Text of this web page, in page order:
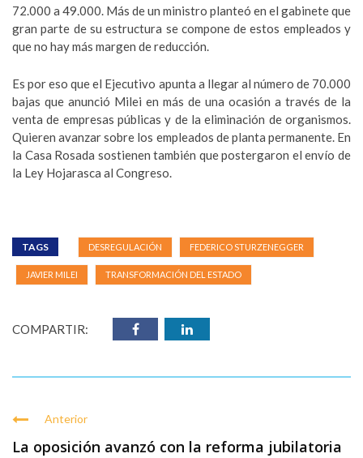
72.000 a 49.000. Más de un ministro planteó en el gabinete que
gran parte de su estructura se compone de estos empleados y
que no hay más margen de reducción.
Es por eso que el Ejecutivo apunta a llegar al número de 70.000
bajas que anunció Milei en más de una ocasión a través de la
venta de empresas públicas y de la eliminación de organismos.
Quieren avanzar sobre los empleados de planta permanente. En
la Casa Rosada sostienen también que postergaron el envío de
la Ley Hojarasca al Congreso.
TAGS DESREGULACIÓN FEDERICO STURZENEGGER
JAVIER MILEI TRANSFORMACIÓN DEL ESTADO
COMPARTIR:
Anterior
La oposición avanzó con la reforma jubilatoria